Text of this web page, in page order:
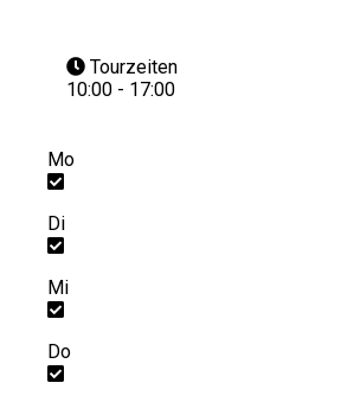
Tourzeiten
10:00 - 17:00
Mo
Di
Mi
Do